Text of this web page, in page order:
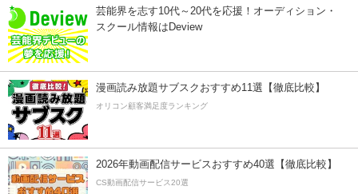
芸能界を志す10代～20代を応援！オーディション・
スクール情報はDeview
漫画読み放題サブスクおすすめ11選【徹底比較】
オリコン顧客満足度ランキング
2026年動画配信サービスおすすめ40選【徹底比較】
CS動画配信サービス20選